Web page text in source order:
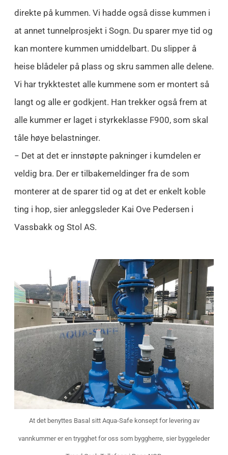
direkte på kummen. Vi hadde også disse kummen i
at annet tunnelprosjekt i Sogn. Du sparer mye tid og
kan montere kummen umiddelbart. Du slipper å
heise blådeler på plass og skru sammen alle delene.
Vi har trykktestet alle kummene som er montert så
langt og alle er godkjent. Han trekker også frem at
alle kummer er laget i styrkeklasse F900, som skal
tåle høye belastninger.
− Det at det er innstøpte pakninger i kumdelen er
veldig bra. Der er tilbakemeldinger fra de som
monterer at de sparer tid og at det er enkelt koble
ting i hop, sier anleggsleder Kai Ove Pedersen i
Vassbakk og Stol AS.
At det benyttes Basal sitt Aqua-Safe konsept for levering av
vannkummer er en trygghet for oss som byggherre, sier byggeleder